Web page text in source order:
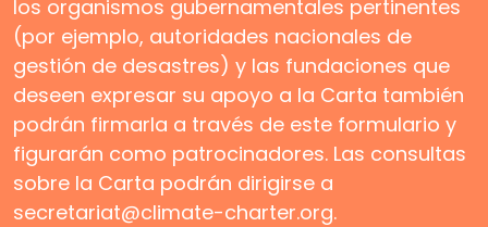
los organismos gubernamentales pertinentes
(por ejemplo, autoridades nacionales de
gestión de desastres) y las fundaciones que
deseen expresar su apoyo a la Carta también
podrán firmarla a través de este formulario y
figurarán como patrocinadores. Las consultas
sobre la Carta podrán dirigirse a
secretariat@climate-charter.org.